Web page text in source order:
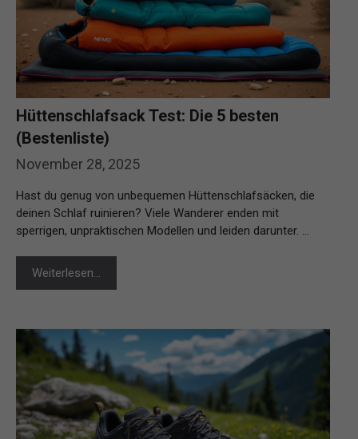
November 28, 2025
Hüttenschlafsack Test: Die 5 besten
(Bestenliste)
Hast du genug von unbequemen Hüttenschlafsäcken, die
deinen Schlaf ruinieren? Viele Wanderer enden mit
sperrigen, unpraktischen Modellen und leiden darunter. …
Weiterlesen…